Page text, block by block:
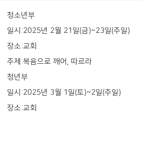
청소년부
일시:2025년 2월 21일(금)~23일(주일)
장소:교회
주제:복음으로 깨어, 따르라
청년부
일시:2025년 3월 1일(토)~2일(주일)
장소:교회